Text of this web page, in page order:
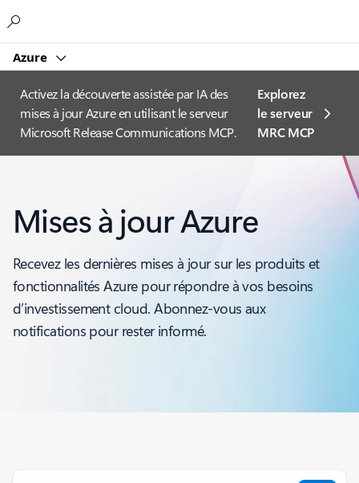
Azure
Activez la découverte assistée par IA des
mises à jour Azure en utilisant le serveur
Microsoft Release Communications MCP.
Explorez
le serveur
MRC MCP
Mises à jour Azure
Recevez les dernières mises à jour sur les produits et
fonctionnalités Azure pour répondre à vos besoins
d’investissement cloud. Abonnez-vous aux
notifications pour rester informé.